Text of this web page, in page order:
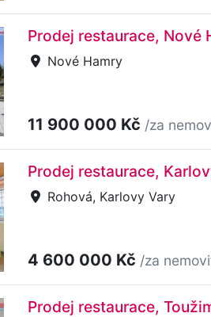
Prodej restaurace, Nové
Nové Hamry
11 900 000 Kč /za
Prodej restaurace,
Rohová, Karlovy Vary
4 600 000 Kč /za
Prodej restaurace,